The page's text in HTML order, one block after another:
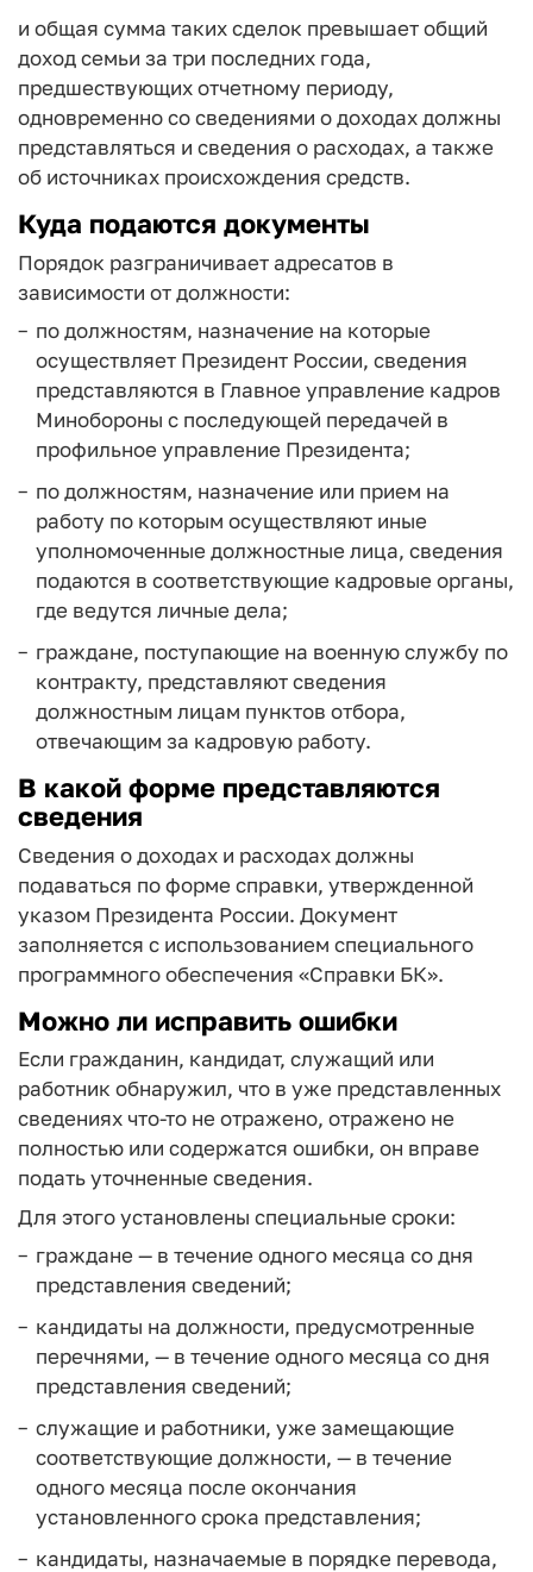
и общая сумма таких сделок превышает общий
доход семьи за три последних года,
предшествующих отчетному периоду,
одновременно со сведениями о доходах должны
представляться и сведения о расходах, а также
об источниках происхождения средств.
Куда подаются документы
Порядок разграничивает адресатов в
зависимости от должности:
по должностям, назначение на которые
осуществляет Президент России, сведения
представляются в Главное управление кадров
Минобороны с последующей передачей в
профильное управление Президента;
по должностям, назначение или прием на
работу по которым осуществляют иные
уполномоченные должностные лица, сведения
подаются в соответствующие кадровые органы,
где ведутся личные дела;
граждане, поступающие на военную службу по
контракту, представляют сведения
должностным лицам пунктов отбора,
отвечающим за кадровую работу.
В какой форме представляются
сведения
Сведения о доходах и расходах должны
подаваться по форме справки, утвержденной
указом Президента России. Документ
заполняется с использованием специального
программного обеспечения «Справки БК».
Можно ли исправить ошибки
Если гражданин, кандидат, служащий или
работник обнаружил, что в уже представленных
сведениях что-то не отражено, отражено не
полностью или содержатся ошибки, он вправе
подать уточненные сведения.
Для этого установлены специальные сроки:
граждане — в течение одного месяца со дня
представления сведений;
кандидаты на должности, предусмотренные
перечнями, — в течение одного месяца со дня
представления сведений;
служащие и работники, уже замещающие
соответствующие должности, — в течение
одного месяца после окончания
установленного срока представления;
кандидаты, назначаемые в порядке перевода,